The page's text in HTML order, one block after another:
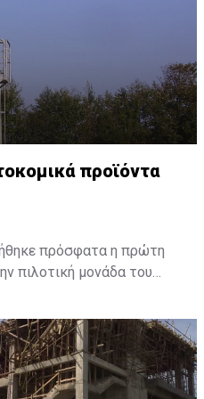
χρήστες να περιορίσουν
ενέργειας.
προϊόντα
πρόσφατα η πρώτη
πιλοτική μονάδα του
προϊόντων
της ANIMALIA GENETICS
αυτό περιβαλλοντικό
του Ευρωπαϊκού